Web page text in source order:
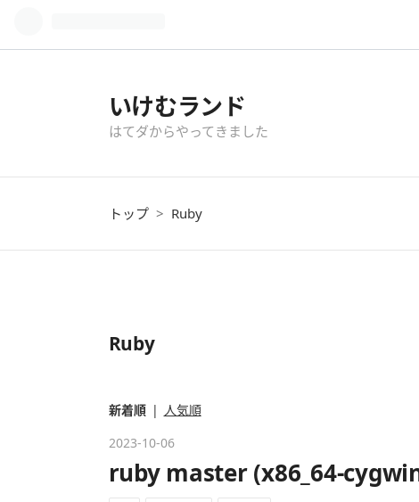
いけむランド
はてダからやってきました
トップ > Ruby
Ruby
新着順
人気順
2023-10-06
ruby master (x86_64-